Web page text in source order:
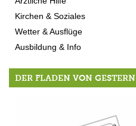
Kirchen & Soziales
Wetter & Ausflüge
Ausbildung & Info
DER FLADEN VON GESTERN